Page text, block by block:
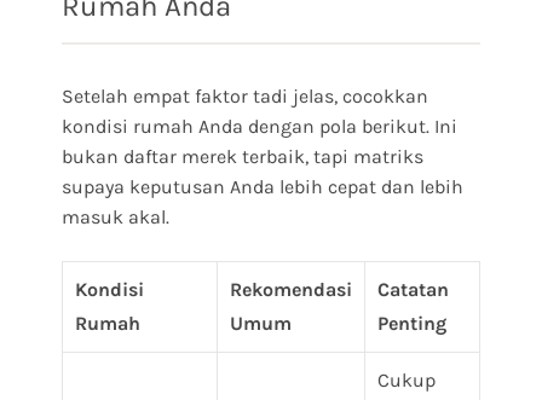
Setelah empat faktor tadi jelas, cocokkan
kondisi rumah Anda dengan pola berikut. Ini
bukan daftar merek terbaik, tapi matriks
supaya keputusan Anda lebih cepat dan lebih
masuk akal.
Kondisi
Rumah
Rekomendasi
Umum
Catatan
Penting
Cukup